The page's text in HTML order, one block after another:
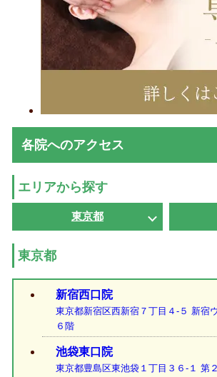
各院へのアクセス
エリアから探す
東京都
東京都
新宿西口院
東京都新宿区西新宿７丁目４-５ 新宿
６階
池袋東口院
東京都豊島区東池袋１丁目３６-１ 第